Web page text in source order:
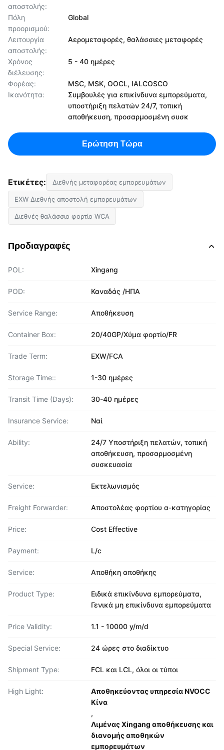
αποστολής:
Πόλη
προορισμού:
Global
Λειτουργία
αποστολής:
Αερομεταφορές, θαλάσσιες μεταφορές
Χρόνος
διέλευσης:
5 - 40 ημέρες
Φορέας:
MSC, MSK, OOCL, IALCOSCO
Ικανότητα:
Συμβουλές για επικίνδυνα εμπορεύματα,
υποστήριξη πελατών 24/7, τοπική
αποθήκευση, προσαρμοσμένη συσκ
Ερώτηση Τώρα
Ετικέτες: Διεθνής μεταφορέας εμπορευμάτων
EXW Διεθνής αποστολή εμπορευμάτων
Διεθνές θαλάσσιο φορτίο WCA
Προδιαγραφές
POL: Xingang
POD: Καναδάς /ΗΠΑ
Service Range: Αποθήκευση
Container Box: 20/40GP/Χύμα φορτίο/FR
Trade Term: EXW/FCA
Storage Time:: 1-30 ημέρες
Transit Time (Days): 30-40 ημέρες
Insurance Service: Ναί
Ability:
24/7 Υποστήριξη πελατών, τοπική
αποθήκευση, προσαρμοσμένη
συσκευασία
Service: Εκτελωνισμός
Freight Forwarder: Αποστολέας φορτίου α-κατηγορίας
Price: Cost Effective
Payment: L/c
Service: Αποθήκη αποθήκης
Product Type:
Ειδικά επικίνδυνα εμπορεύματα,
Γενικά μη επικίνδυνα εμπορεύματα
Price Validity: 1.1 - 10000 y/m/d
Special Service: 24 ώρες στο διαδίκτυο
Shipment Type: FCL και LCL, όλοι οι τύποι
High Light:
Αποθηκεύοντας υπηρεσία NVOCC
Κίνα
,
Λιμένας Xingang αποθήκευσης και
διανομής αποθηκών
εμπορευμάτων